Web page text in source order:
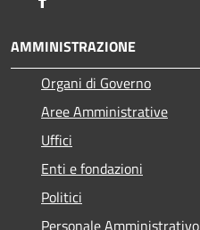
AMMINISTRAZIONE
Organi di Governo
Aree Amministrative
Uffici
Enti e fondazioni
Politici
Personale Amministrativo